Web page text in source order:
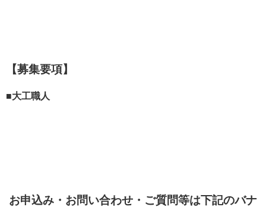
【募集要項】
■大工職人
お申込み・お問い合わせ・ご質問等は下記のバナ